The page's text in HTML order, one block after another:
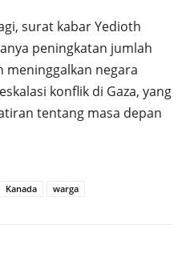
surat kabar Yedioth
peningkatan jumlah
meninggalkan negara
konflik di Gaza, yang
tentang masa depan
Kanada warga